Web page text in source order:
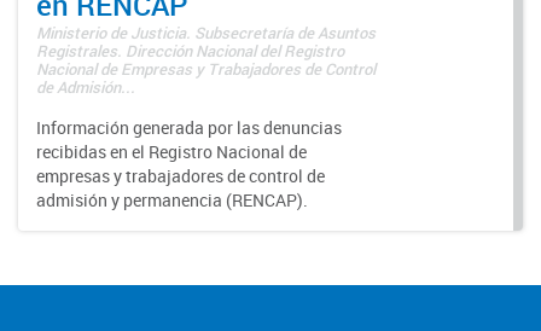
Ministerio de Justicia. Subsecretaría de Asuntos
Registrales. Dirección Nacional del Registro
Nacional de Empresas y Trabajadores de Control
de Admisión...
Información generada por las denuncias
recibidas en el Registro Nacional de
empresas y trabajadores de control de
admisión y permanencia (RENCAP).